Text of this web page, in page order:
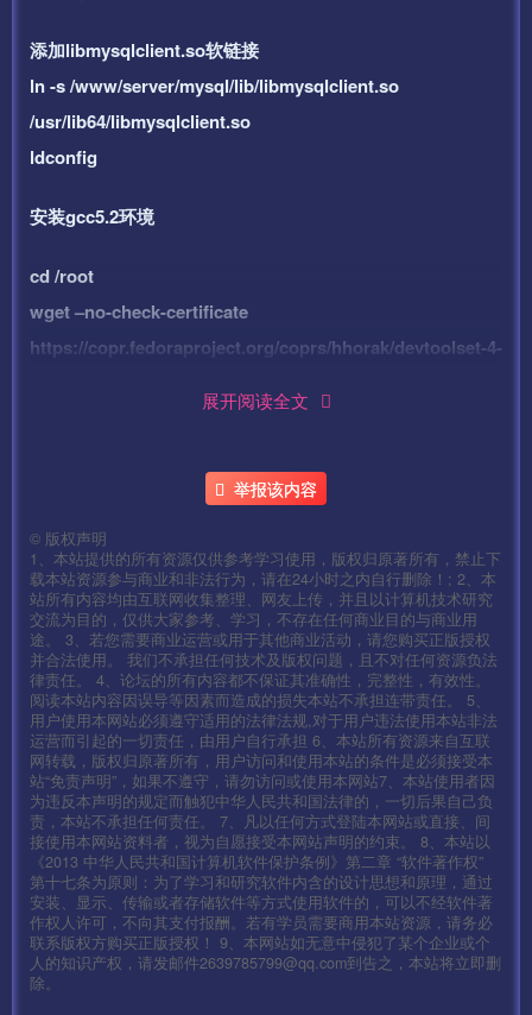
添加libmysqlclient.so软链接
ln -s /www/server/mysql/lib/libmysqlclient.so
/usr/lib64/libmysqlclient.so
ldconfig
安装gcc5.2环境
cd /root
wget –no-check-certificate
https://copr.fedoraproject.org/coprs/hhorak/devtoolset-4-
rebuild-bootstrap-epel-6.repo -O
上面是一条命令！！！全部复制粘贴！
yum install compat-libgmp-4.3.1-1.sl7.x86_64.rpm -y
yum install compat-libmpfr-2.4.1-1.sl7.x86_64.rpm -y
yum install devtoolset-4-gcc devtoolset-4-gcc-c++
devtoolset-4-binutils -y
scl enable devtoolset-4 bash
修改root目录的.bashrc文件，添加如下内容：
source /opt/rh/devtoolset-4/enable
4、设置数据库密码为：syymw.com（在宝塔直接设置,修改
后点下 从服务器获取看看改成功没！提示数据库密码错误就
展开阅读全文
举报该内容
© 版权声明
1、本站提供的所有资源仅供参考学习使用，版权归原著所有，禁止下
载本站资源参与商业和非法行为，请在24小时之内自行删除！; 2、本
站所有内容均由互联网收集整理、网友上传，并且以计算机技术研究
交流为目的，仅供大家参考、学习，不存在任何商业目的与商业用
途。 3、若您需要商业运营或用于其他商业活动，请您购买正版授权
并合法使用。 我们不承担任何技术及版权问题，且不对任何资源负法
律责任。 4、论坛的所有内容都不保证其准确性，完整性，有效性。
阅读本站内容因误导等因素而造成的损失本站不承担连带责任。 5、
用户使用本网站必须遵守适用的法律法规,对于用户违法使用本站非法
运营而引起的一切责任，由用户自行承担 6、本站所有资源来自互联
网转载，版权归原著所有，用户访问和使用本站的条件是必须接受本
站“免责声明”，如果不遵守，请勿访问或使用本网站7、本站使用者因
为违反本声明的规定而触犯中华人民共和国法律的，一切后果自己负
责，本站不承担任何责任。 7、凡以任何方式登陆本网站或直接、间
接使用本网站资料者，视为自愿接受本网站声明的约束。 8、本站以
《2013 中华人民共和国计算机软件保护条例》第二章 “软件著作权”
第十七条为原则：为了学习和研究软件内含的设计思想和原理，通过
安装、显示、传输或者存储软件等方式使用软件的，可以不经软件著
作权人许可，不向其支付报酬。若有学员需要商用本站资源，请务必
联系版权方购买正版授权！ 9、本网站如无意中侵犯了某个企业或个
人的知识产权，请发邮件2639785799@qq.com到告之，本站将立即删
除。